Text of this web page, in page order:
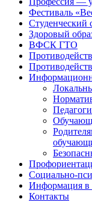
Фестиваль
Здоровый
ВФСК ГТО
Социально-
Информация
Контакты